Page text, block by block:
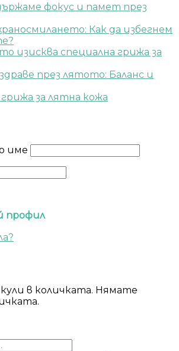
фокус и памет през
Как да избегнем
изисква специална грижа за
през лятото: Баланс и
за лятна кожа
име
профил
Нямате